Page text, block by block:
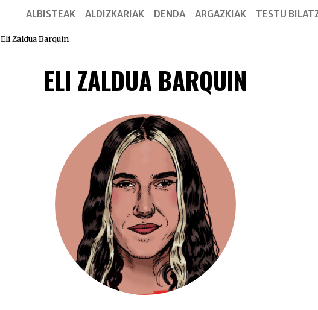
ALBISTEAK ALDIZKARIAK DENDA ARGAZKIAK TESTU
Eli Zaldua Barquin
ELI ZALDUA BARQUIN